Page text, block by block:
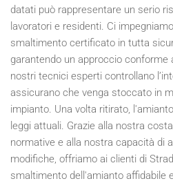
datati può rappresentare un serio
lavoratori e residenti. Ci
smaltimento certificato in tutta
garantendo un approccio conforme
nostri tecnici esperti controllano
assicurano che venga stoccato in
impianto. Una volta ritirato,
leggi attuali. Grazie alla nostra
normative e alla nostra capacità di
modifiche, offriamo ai clienti di
smaltimento dell'amianto affidabile